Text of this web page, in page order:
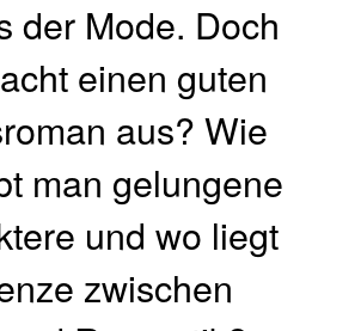
der Mode. Doch
einen guten
aus? Wie
man gelungene
und wo liegt
zwischen